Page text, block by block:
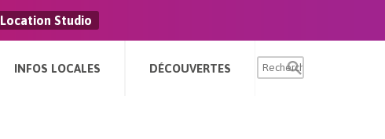
Location Studio
INFOS LOCALES DÉCOUVERTES